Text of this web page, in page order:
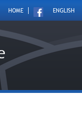
ENGLISH
HOME